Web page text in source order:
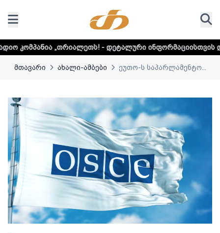
- დეტალური ინფორმაციისთვის დააკლიკეთ ლინკს
მთავარი ახალი-ამბები ეუთო-ს საპარლამენტო...